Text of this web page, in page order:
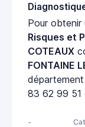
Pour obtenir
Risques et
COTEAUX
FONTAINE
département
83 62 99 51
-